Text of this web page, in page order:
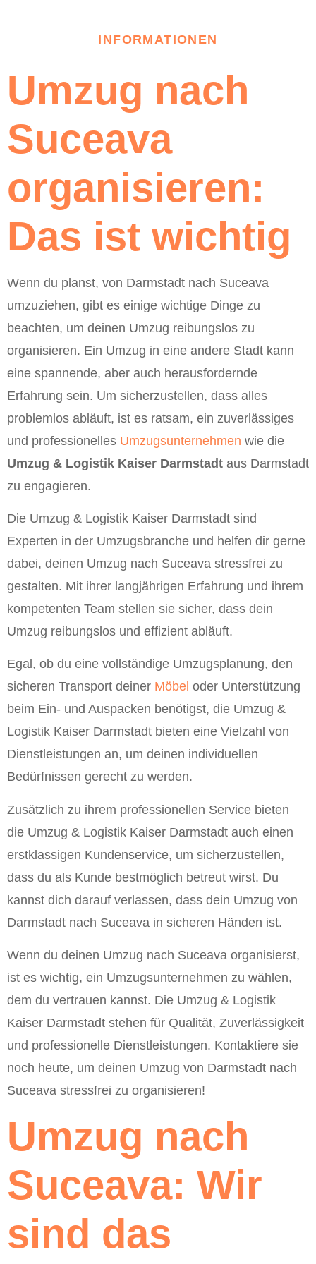
INFORMATIONEN
Umzug nach
Suceava
organisieren:
Das ist wichtig
Wenn du planst, von Darmstadt nach Suceava
umzuziehen, gibt es einige wichtige Dinge zu
beachten, um deinen Umzug reibungslos zu
organisieren. Ein Umzug in eine andere Stadt kann
eine spannende, aber auch herausfordernde
Erfahrung sein. Um sicherzustellen, dass alles
problemlos abläuft, ist es ratsam, ein zuverlässiges
und professionelles Umzugsunternehmen wie die
Umzug & Logistik Kaiser Darmstadt aus Darmstadt
zu engagieren.
Die Umzug & Logistik Kaiser Darmstadt sind
Experten in der Umzugsbranche und helfen dir gerne
dabei, deinen Umzug nach Suceava stressfrei zu
gestalten. Mit ihrer langjährigen Erfahrung und ihrem
kompetenten Team stellen sie sicher, dass dein
Umzug reibungslos und effizient abläuft.
Egal, ob du eine vollständige Umzugsplanung, den
sicheren Transport deiner Möbel oder Unterstützung
beim Ein- und Auspacken benötigst, die Umzug &
Logistik Kaiser Darmstadt bieten eine Vielzahl von
Dienstleistungen an, um deinen individuellen
Bedürfnissen gerecht zu werden.
Zusätzlich zu ihrem professionellen Service bieten
die Umzug & Logistik Kaiser Darmstadt auch einen
erstklassigen Kundenservice, um sicherzustellen,
dass du als Kunde bestmöglich betreut wirst. Du
kannst dich darauf verlassen, dass dein Umzug von
Darmstadt nach Suceava in sicheren Händen ist.
Wenn du deinen Umzug nach Suceava organisierst,
ist es wichtig, ein Umzugsunternehmen zu wählen,
dem du vertrauen kannst. Die Umzug & Logistik
Kaiser Darmstadt stehen für Qualität, Zuverlässigkeit
und professionelle Dienstleistungen. Kontaktiere sie
noch heute, um deinen Umzug von Darmstadt nach
Suceava stressfrei zu organisieren!
Umzug nach
Suceava: Wir
sind das